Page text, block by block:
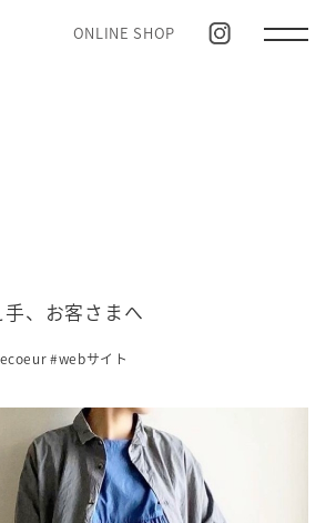
ONLINE SHOP
、お客さまへ
#webサイト